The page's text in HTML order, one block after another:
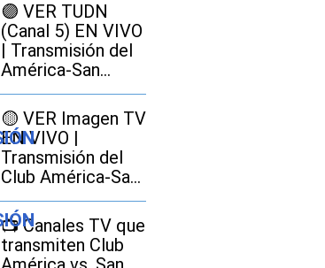
🟣 VER TUDN
(Canal 5) EN VIVO
| Transmisión del
América-San
Diego GRATIS por
señal abierta
🟡 VER Imagen TV
EN VIVO |
Transmisión del
Club América-San
Diego FC GRATIS
por señal abierta
📺 Canales TV que
transmiten Club